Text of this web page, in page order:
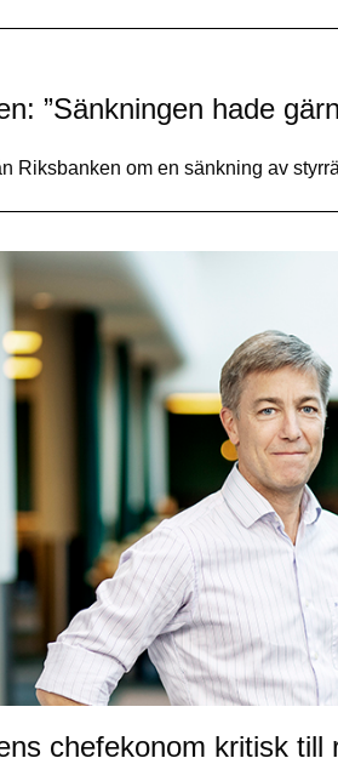
”Sänkningen hade
Riksbanken om en sänkning av
chefekonom kritisk till